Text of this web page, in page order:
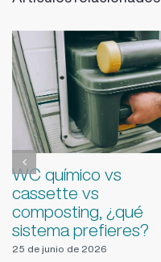
Cómo convertir tu
camper en un
espacio “smart” con
domótica, sensores y
mejoras tecnológicas